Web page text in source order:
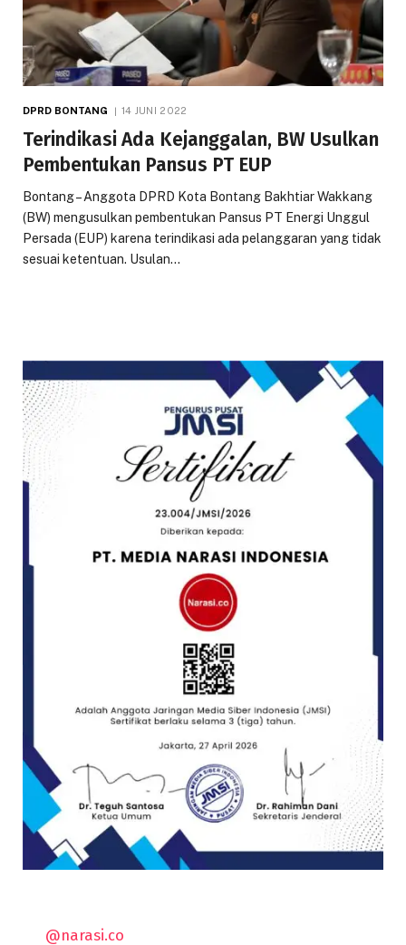
DPRD BONTANG 14 JUNI 2022
Terindikasi Ada Kejanggalan, BW Usulkan
Pembentukan Pansus PT EUP
Bontang – Anggota DPRD Kota Bontang Bakhtiar Wakkang
(BW) mengusulkan pembentukan Pansus PT Energi Unggul
Persada (EUP) karena terindikasi ada pelanggaran yang tidak
sesuai ketentuan. Usulan…
@narasi.co